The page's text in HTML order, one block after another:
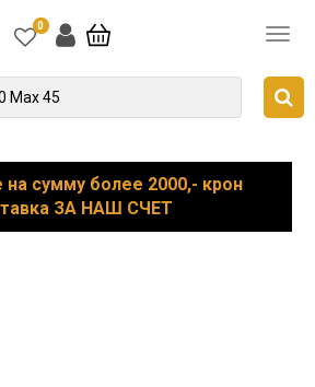
0
на сумму более 2000,- крон
ЗА НАШ СЧЕТ